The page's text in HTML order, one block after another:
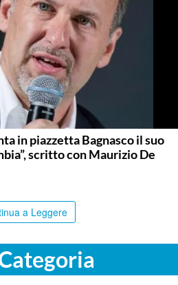
in piazzetta Bagnasco il suo
scritto con Maurizio De
a Leggere